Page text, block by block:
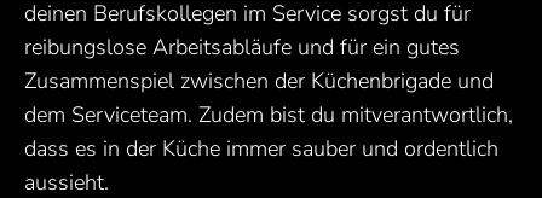
deinen Berufskollegen im Service sorgst du für
reibungslose Arbeitsabläufe und für ein gutes
Zusammenspiel zwischen der Küchenbrigade und
dem Serviceteam. Zudem bist du mitverantwortlich,
dass es in der Küche immer sauber und ordentlich
aussieht.